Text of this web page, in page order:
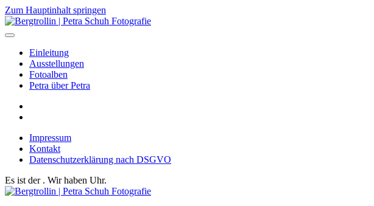
Zum Hauptinhalt springen
Einleitung
Ausstellungen
Fotoalben
Petra über Petra
Impressum
Kontakt
Datenschutzerklärung nach DSGVO
Es ist der . Wir haben Uhr.